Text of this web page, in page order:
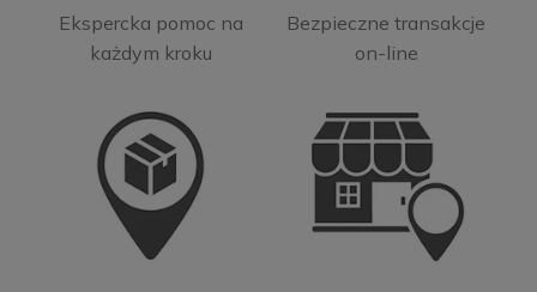
Ekspercka pomoc na
każdym kroku
Bezpieczne transakcje
on-line